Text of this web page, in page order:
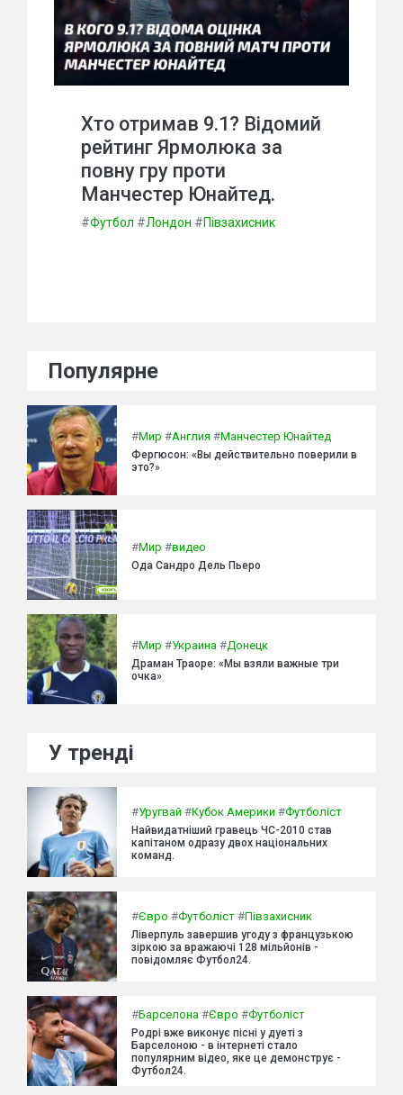
Хто отримав 9.1? Відомий
рейтинг Ярмолюка за
повну гру проти
Манчестер Юнайтед.
#Футбол #Лондон #Півзахисник
Популярне
#Мир #Англия #Манчестер Юнайтед
Фергюсон: «Вы действительно поверили в
это?»
#Мир #видео
Ода Сандро Дель Пьеро
#Мир #Украина #Донецк
Драман Траоре: «Мы взяли важные три
очка»
У тренді
#Уругвай #Кубок Америки #Футболіст
Найвидатніший гравець ЧС-2010 став
капітаном одразу двох національних
команд.
#Євро #Футболіст #Півзахисник
Ліверпуль завершив угоду з французькою
зіркою за вражаючі 128 мільйонів -
повідомляє Футбол24.
#Барселона #Євро #Футболіст
Родрі вже виконує пісні у дуеті з
Барселоною - в інтернеті стало
популярним відео, яке це демонструє -
Футбол24.